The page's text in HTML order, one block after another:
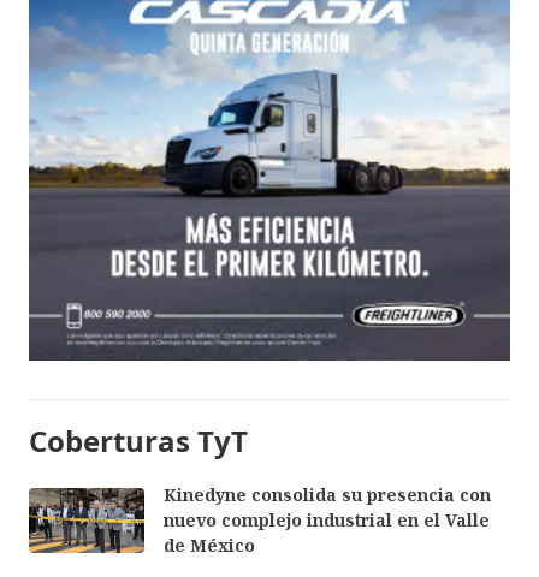
Coberturas TyT
Kinedyne consolida su presencia con
nuevo complejo industrial en el Valle
de México